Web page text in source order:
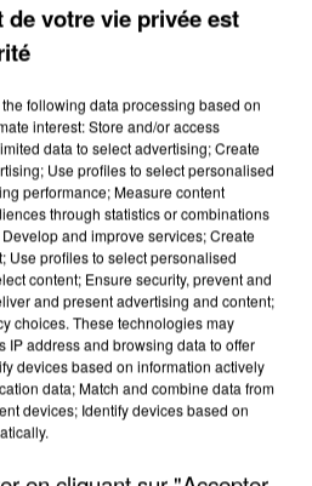
SUPPOSÉS DE LA DZ
ALGÉRIE
de votre vie privée est
following data processing based on
interest: Store and/or access
data to select advertising; Create
Use profiles to select personalised
performance; Measure content
through statistics or combinations
and improve services; Create
Use profiles to select personalised
content; Ensure security, prevent and
and present advertising and content;
choices. These technologies may
IP address and browsing data to offer
devices based on information actively
data; Match and combine data from
devices; Identify devices based on